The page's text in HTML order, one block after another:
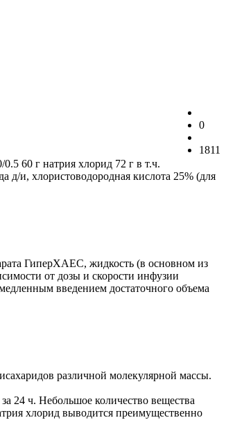
0
1811
60 г натрия хлорид 72 г в т.ч.
д/и, хлористоводородная кислота 25% (для
ГиперХАЕС, жидкость (в основном из
от дозы и скорости инфузии
введением достаточного объема
различной молекулярной массы.
24 ч. Небольшое количество вещества
хлорид выводится преимущественно